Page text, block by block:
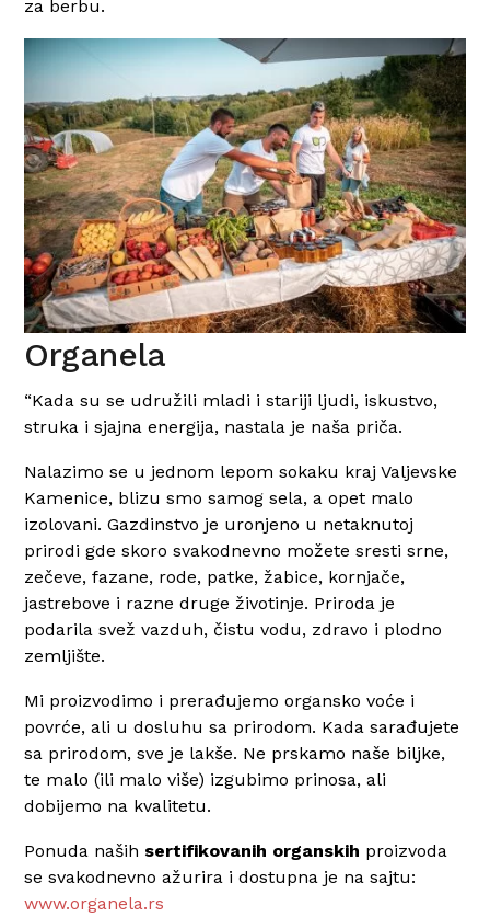
za berbu.
Organela
“Kada su se udružili mladi i stariji ljudi, iskustvo,
struka i sjajna energija, nastala je naša priča.
Nalazimo se u jednom lepom sokaku kraj Valjevske
Kamenice, blizu smo samog sela, a opet malo
izolovani. Gazdinstvo je uronjeno u netaknutoj
prirodi gde skoro svakodnevno možete sresti srne,
zečeve, fazane, rode, patke, žabice, kornjače,
jastrebove i razne druge životinje. Priroda je
podarila svež vazduh, čistu vodu, zdravo i plodno
zemljište.
Mi proizvodimo i prerađujemo organsko voće i
povrće, ali u dosluhu sa prirodom. Kada sarađujete
sa prirodom, sve je lakše. Ne prskamo naše biljke,
te malo (ili malo više) izgubimo prinosa, ali
dobijemo na kvalitetu.
Ponuda naših sertifikovanih organskih proizvoda
se svakodnevno ažurira i dostupna je na sajtu:
www.organela.rs